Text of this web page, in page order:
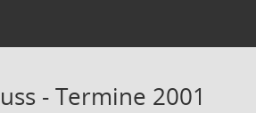
- Termine 2001